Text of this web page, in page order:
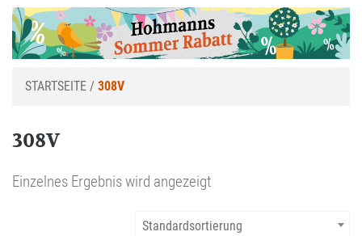
STARTSEITE / 308V
308V
Einzelnes Ergebnis wird angezeigt
Standardsortierung